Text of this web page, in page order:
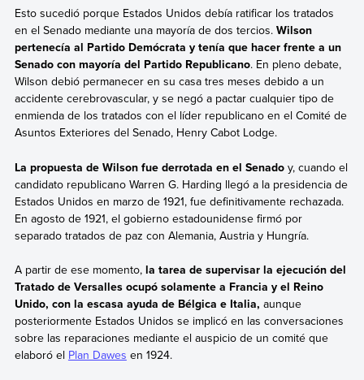
Esto sucedió porque Estados Unidos debía ratificar los tratados
en el Senado mediante una mayoría de dos tercios. Wilson
pertenecía al Partido Demócrata y tenía que hacer frente a un
Senado con mayoría del Partido Republicano. En pleno debate,
Wilson debió permanecer en su casa tres meses debido a un
accidente cerebrovascular, y se negó a pactar cualquier tipo de
enmienda de los tratados con el líder republicano en el Comité de
Asuntos Exteriores del Senado, Henry Cabot Lodge.
La propuesta de Wilson fue derrotada en el Senadoy, cuando el
candidato republicano Warren G. Harding llegó a la presidencia de
Estados Unidos en marzo de 1921, fue definitivamente rechazada.
En agosto de 1921, el gobierno estadounidense firmó por
separado tratados de paz con Alemania, Austria y Hungría.
A partir de ese momento, la tarea de supervisar la ejecución del
Tratado de Versalles ocupó solamente a Francia y el Reino
Unido, con la escasa ayuda de Bélgica e Italia, aunque
posteriormente Estados Unidos se implicó en las conversaciones
sobre las reparaciones mediante el auspicio de un comité que
elaboró el Plan Dawes en 1924.